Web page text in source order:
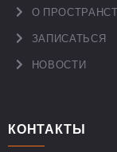
О
ЗАПИСАТЬСЯ
НОВОСТИ
КОНТАКТЫ